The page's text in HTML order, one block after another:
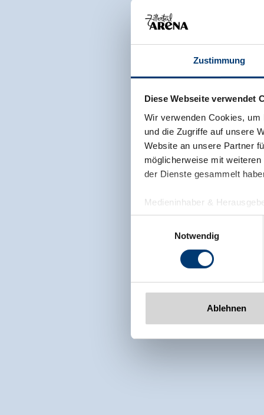
Zustimmung
Diese Webseite verwendet
Wir verwenden Cookies,
und die Zugriffe auf unsere
Website an unsere Partner
möglicherweise mit
der Dienste gesammelt
Medieninhaber &
Zeller Bergbahnen Zillertal
Rohr 23// A-6280 Zell am Ziller
www.zillertalarena.com
Notwendig
Ablehnen